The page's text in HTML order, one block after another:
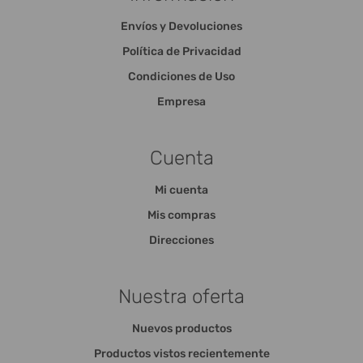
Envíos y Devoluciones
Política de Privacidad
Condiciones de Uso
Empresa
Cuenta
Mi cuenta
Mis compras
Direcciones
Nuestra oferta
Nuevos productos
Productos vistos recientemente